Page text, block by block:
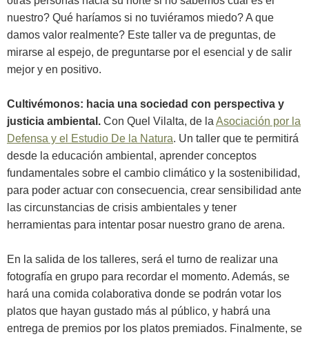
nuestro? Qué haríamos si no tuviéramos miedo? A que
damos valor realmente? Este taller va de preguntas, de
mirarse al espejo, de preguntarse por el esencial y de salir
mejor y en positivo.
Cultivémonos: hacia una sociedad con perspectiva y
justicia ambiental. Con Quel Vilalta, de la Asociación por la
Defensa y el Estudio De la Natura. Un taller que te permitirá
desde la educación ambiental, aprender conceptos
fundamentales sobre el cambio climático y la sostenibilidad,
para poder actuar con consecuencia, crear sensibilidad ante
las circunstancias de crisis ambientales y tener
herramientas para intentar posar nuestro grano de arena.
En la salida de los talleres, será el turno de realizar una
fotografía en grupo para recordar el momento. Además, se
hará una comida colaborativa donde se podrán votar los
platos que hayan gustado más al público, y habrá una
entrega de premios por los platos premiados. Finalmente, se